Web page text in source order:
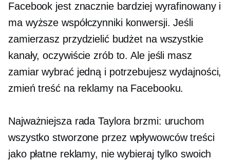
Facebook jest znacznie bardziej wyrafinowany i
ma wyższe współczynniki konwersji. Jeśli
zamierzasz przydzielić budżet na wszystkie
kanały, oczywiście zrób to. Ale jeśli masz
zamiar wybrać jedną i potrzebujesz wydajności,
zmień treść na reklamy na Facebooku.
Najważniejsza rada Taylora brzmi: uruchom
wszystkostworzone przez wpływowcówtreści
jako płatne reklamy, nie wybieraj tylko swoich